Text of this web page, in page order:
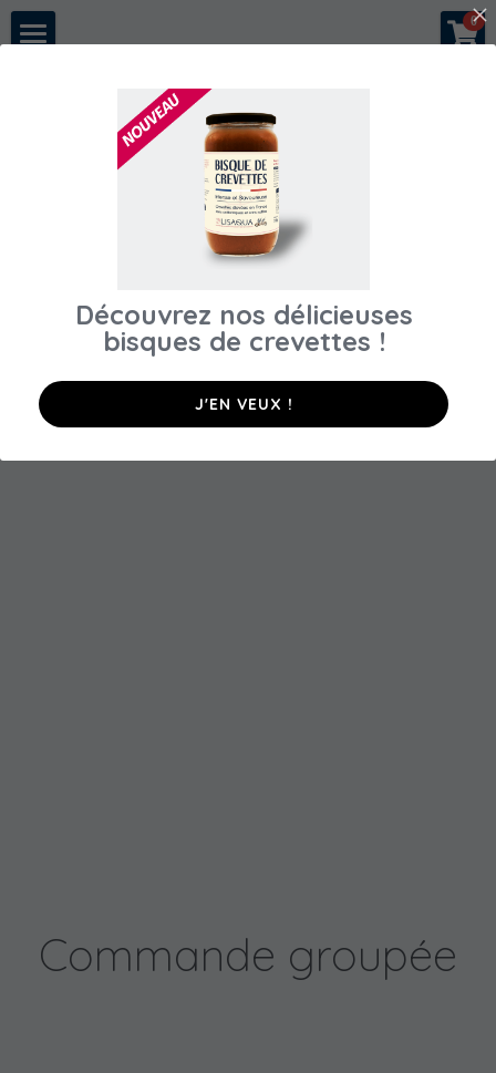
0
Notre histoire
Espace pros
Restaurants
Acheter en direct
Commande groupée
×
LES CATÉGORIES DE LA BOUTIQUE
Toutes les catégories
Découvrez nos délicieuses
bisques de crevettes​ !
J'EN VEUX !